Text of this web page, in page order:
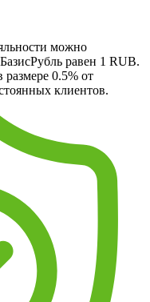
можно
равен 1 RUB.
размере 0.5% от
клиентов.